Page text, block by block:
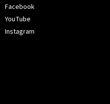
Facebook
YouTube
Instagram